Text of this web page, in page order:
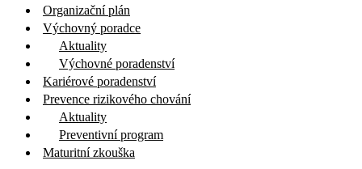
Organizační plán
Výchovný poradce
Aktuality
Výchovné poradenství
Kariérové poradenství
Prevence rizikového chování
Aktuality
Preventivní program
Maturitní zkouška